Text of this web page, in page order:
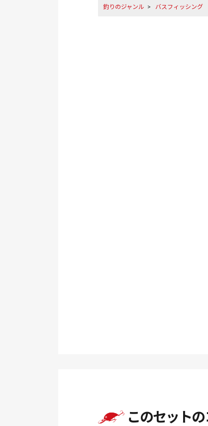
釣りのジャンル > バスフィッシング
このセット